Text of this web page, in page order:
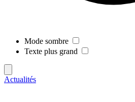
Mode sombre
Texte plus grand
Actualités